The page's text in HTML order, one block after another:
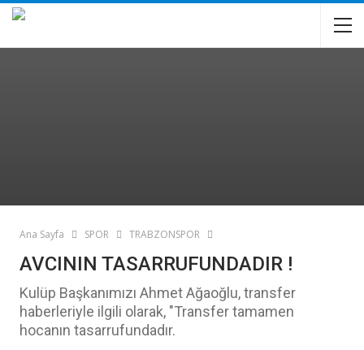
Ana Sayfa SPOR TRABZONSPOR
AVCININ TASARRUFUNDADIR !
Kulüp Başkanımızı Ahmet Ağaoğlu, transfer
haberleriyle ilgili olarak, "Transfer tamamen
hocanın tasarrufundadır.